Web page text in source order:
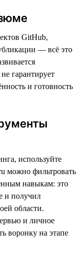
GitHub,
— всё это
гарантирует
и готовность
используйте
можно фильтровать
навыкам: это
и получил
области.
и личное
воронку на этапе